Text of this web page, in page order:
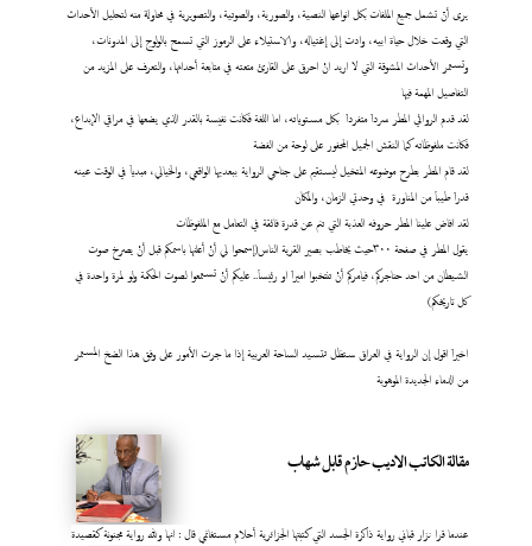
يرى أنّ تشمل جميع الملفات بكل انواعها النصية، والصورية، والصوتية، والتصويرية في محاولة منه لتحليل الأحداث
التي وقعت خلال حياة ابيه، وادت إلى إغتياله، والاستيلاء على الرموز التي تسمح بالولوج إلى المدونات،
وتستمر الأحداث المشوقة التي لا اريد انْ احرق على القارئ متعته في متابعة أحداثها، والتعرف على المزيد من
التفاصيل المهمة فيها
لقد قدم الروائي المطر سرداَ متفرداَ بكل مستوياته، اما اللغة فكانت نفيسة بالقدر الذي يضعها في مراقي الإبداع،
فكانت ملفوظاته كما النقش الجميل المحفور على لوحة من الفضة
لقد قام المطر بطرح موضوعه المتخيل ليستقيم على جناحي الرواية ببعديها الواقعي، والخيالي، مبدياَ في الوقت عينه
قدراَ طيباَ من المناورة في وحدتي الزمان، والمكان
لقد افاض علينا المطر حروفه العذبة التي تنم عن قدرة فائقة في التعامل مع الملفوظات
يقول المطر في صفحة ٣٠٠حيث يخاطب بصير القرية الناس(إسمحوا لي أنْ أعلنها باسمكم قبل أنْ يصرخ صوت
الشيطان من احد حناجركم، فيامركم أنْ تنتخبوا اميراَ او رئيساَ.. عليكم أنْ تستمعوا لصوت الحكمة ولو لمرة واحدة في
كل تاريخكم)
اخيراَ اقول إن الرواية في العراق ستظل تتسيد الساحة العربية إذا ما جرت الأمور على وفق هذا الضخ المستمر
من الدماء الجديدة الموهوبة
مقالة الكاتب الاديب حازم قابل شهاب
عندما قرا نزار قباني رواية ذاكرة الجسد التي كتبتها الجزائرية أحلام مستغانمي قال : انها ولله رواية مجنونة كقصيدة